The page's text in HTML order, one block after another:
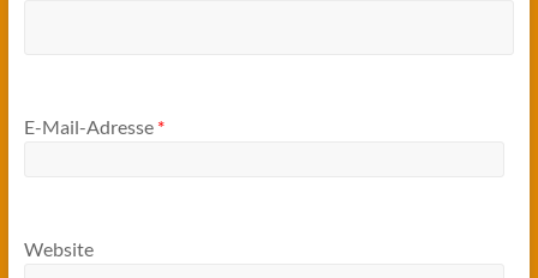
E-Mail-Adresse *
Website